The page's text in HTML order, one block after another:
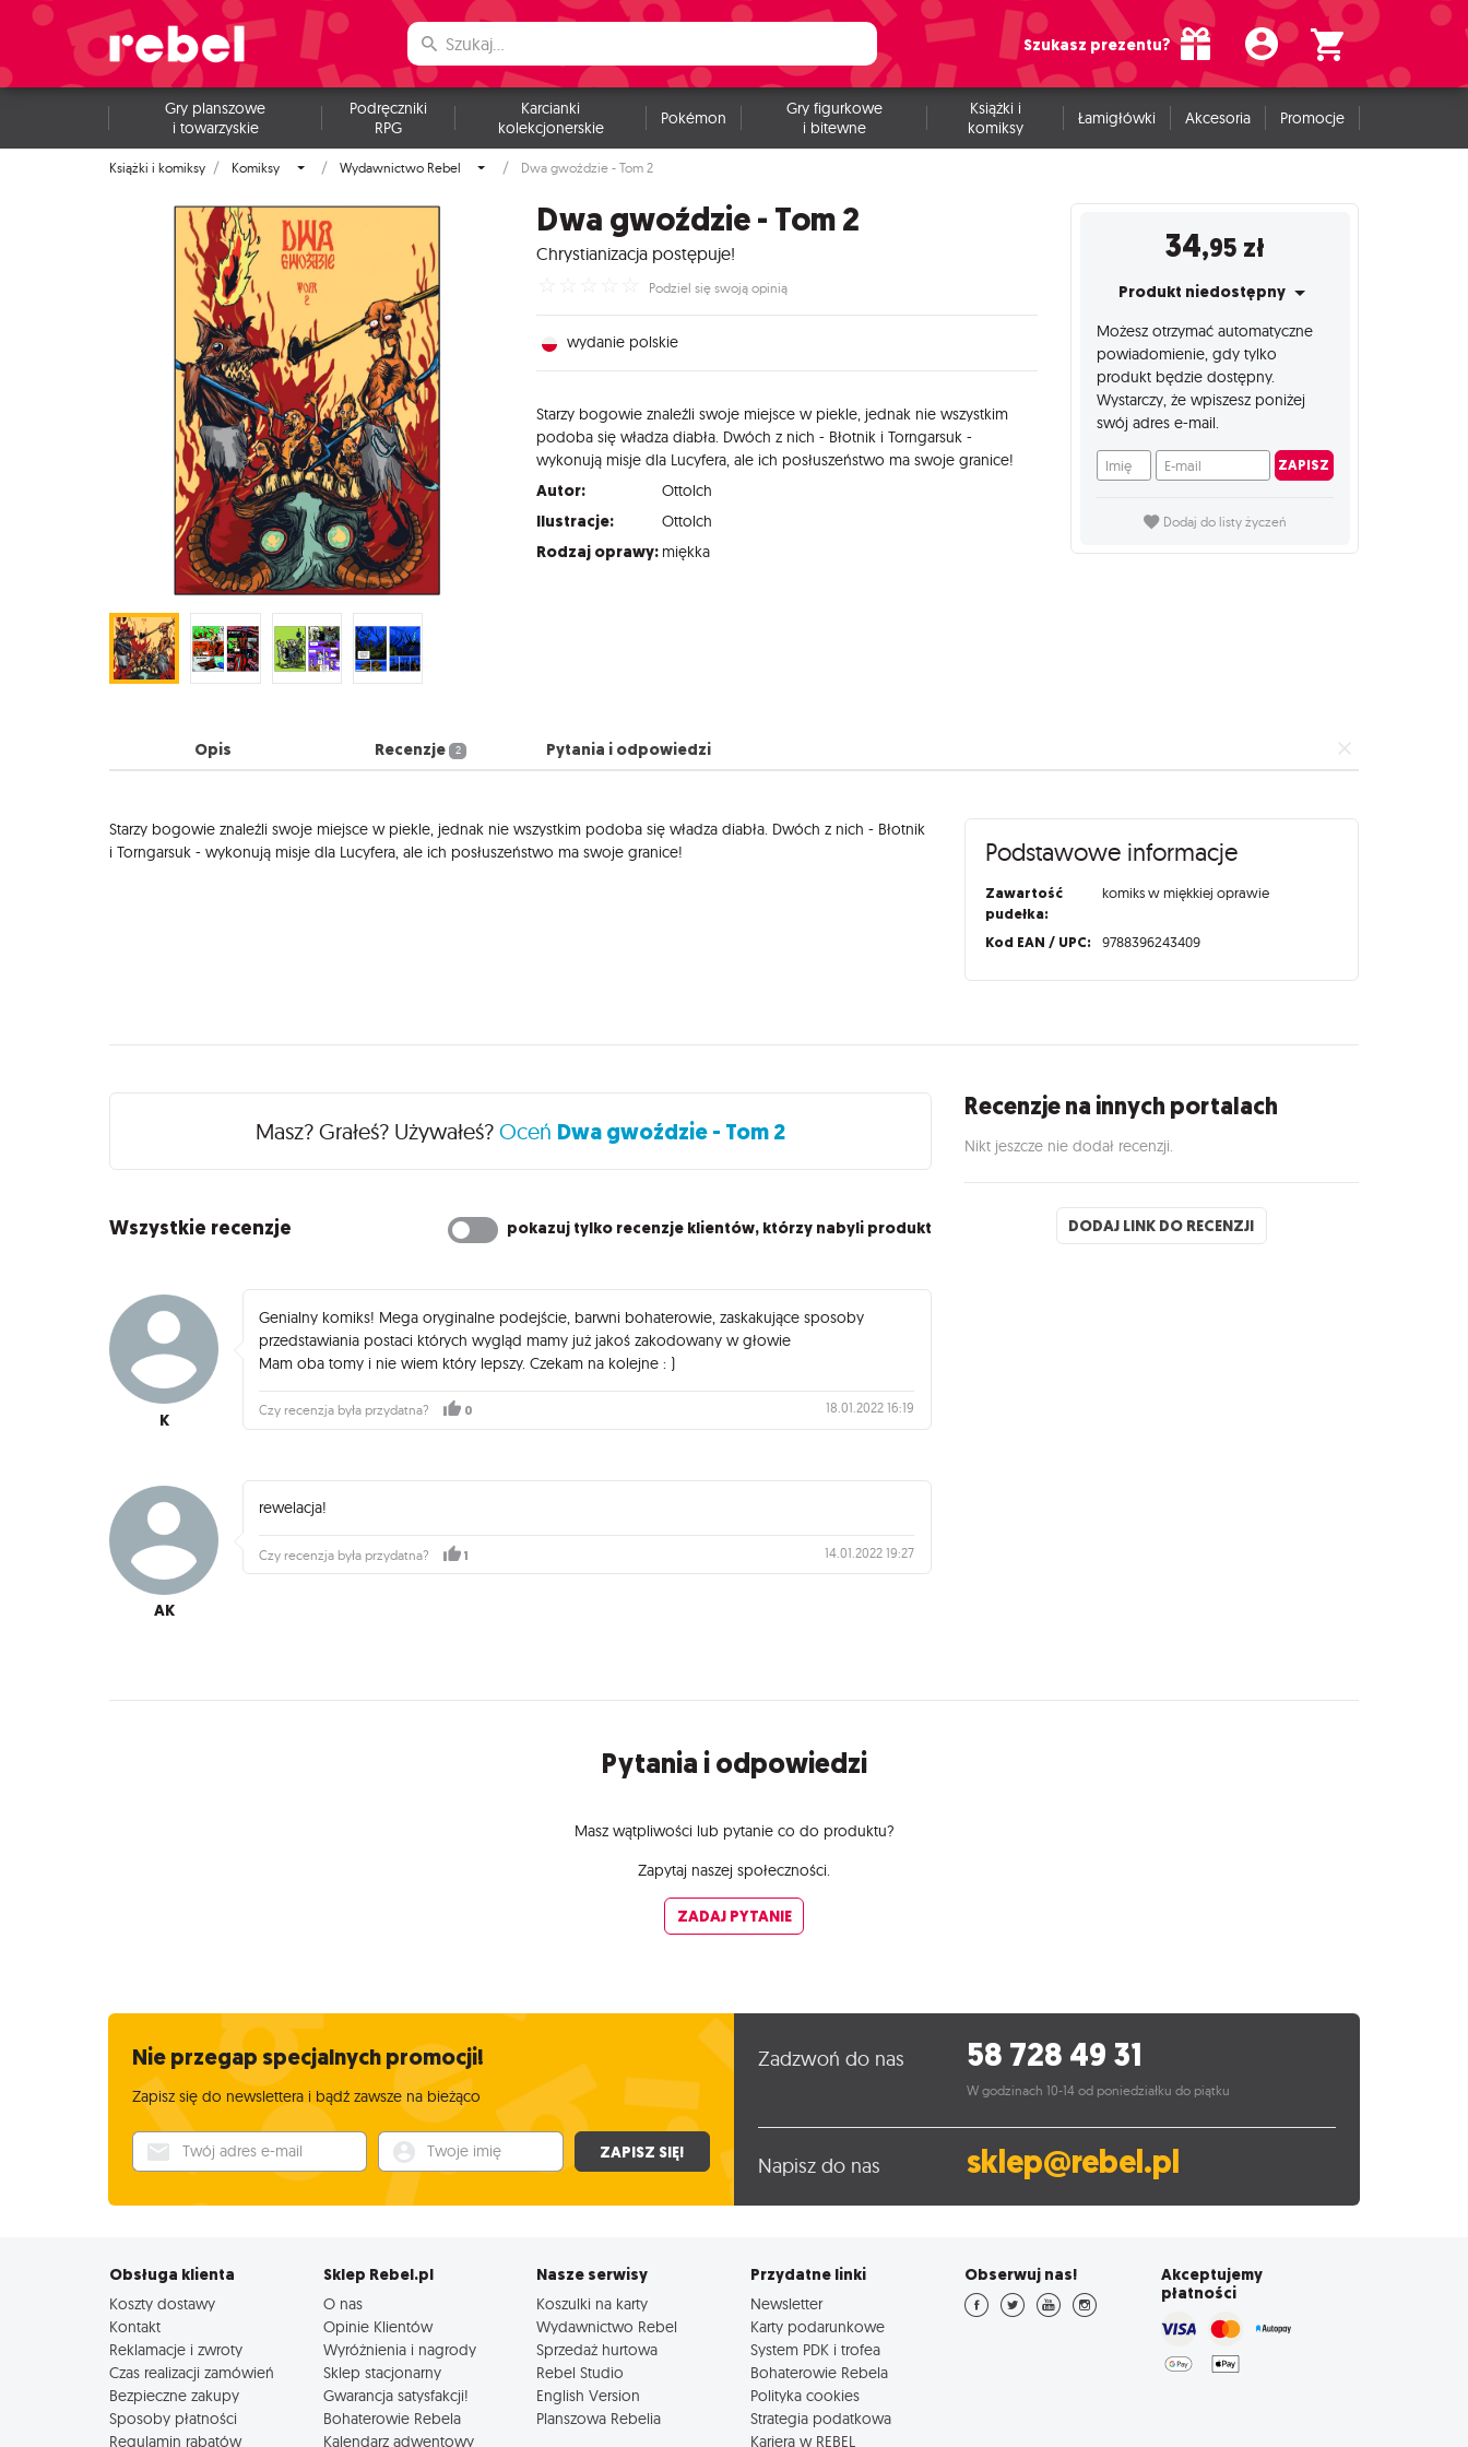
Szukasz prezentu?
Gry planszowe
i towarzyskie
Podręczniki
RPG
Karcianki
kolekcjonerskie
Pokémon
Gry figurkowe
i bitewne
Książki i
komiksy
Łamigłówki Akcesoria Promocje
Książki i komiksy Komiksy Wydawnictwo Rebel Dwa gwoździe - Tom 2
Dwa gwoździe - Tom 2
Chrystianizacja postępuje!
Podziel się swoją opinią
wydanie polskie
Starzy bogowie znaleźli swoje miejsce w piekle, jednak nie wszystkim
podoba się władza diabła. Dwóch z nich - Błotnik i Torngarsuk -
wykonują misje dla Lucyfera, ale ich posłuszeństwo ma swoje granice!
Autor: Ottolch
Ilustracje: Ottolch
Rodzaj oprawy: miękka
34,95 zł
Produkt niedostępny
Możesz otrzymać automatyczne
powiadomienie, gdy tylko
produkt będzie dostępny.
Wystarczy, że wpiszesz poniżej
swój adres e-mail.
Imię E-mail ZAPISZ
Dodaj do listy życzeń
Opis Recenzje 2 Pytania i odpowiedzi
Opis
Starzy bogowie znaleźli swoje miejsce w piekle, jednak nie wszystkim podoba się władza diabła. Dwóch z nich - Błotnik
i Torngarsuk - wykonują misje dla Lucyfera, ale ich posłuszeństwo ma swoje granice!
Podstawowe informacje
Zawartość
pudełka:
komiks w miękkiej oprawie
Kod EAN / UPC: 9788396243409
Recenzje
Masz? Grałeś? Używałeś? Oceń Dwa gwoździe - Tom 2
Wszystkie recenzje pokazuj tylko recenzje klientów, którzy nabyli produkt
K
Genialny komiks! Mega oryginalne podejście, barwni bohaterowie, zaskakujące sposoby
przedstawiania postaci których wygląd mamy już jakoś zakodowany w głowie
Mam oba tomy i nie wiem który lepszy. Czekam na kolejne : )
Czy recenzja była przydatna? 0 18.01.2022 16:19
AK
rewelacja!
Czy recenzja była przydatna? 1 14.01.2022 19:27
Recenzje na innych portalach
Nikt jeszcze nie dodał recenzji.
DODAJ LINK DO RECENZJI
Pytania i odpowiedzi
Masz wątpliwości lub pytanie co do produktu?
Zapytaj naszej społeczności.
ZADAJ PYTANIE
Nie przegap specjalnych promocji!
Zapisz się do newslettera i bądź zawsze na bieżąco
Twój adres e-mail Twoje imię ZAPISZ SIĘ!
Zadzwoń do nas 58 728 49 31
W godzinach 10-14 od poniedziałku do piątku
Napisz do nas sklep@rebel.pl
Obsługa klienta
Koszty dostawy
Kontakt
Reklamacje i zwroty
Czas realizacji zamówień
Bezpieczne zakupy
Sposoby płatności
Regulamin rabatów
Sklep Rebel.pl
O nas
Opinie Klientów
Wyróżnienia i nagrody
Sklep stacjonarny
Gwarancja satysfakcji!
Bohaterowie Rebela
Kalendarz adwentowy
Nasze serwisy
Koszulki na karty
Wydawnictwo Rebel
Sprzedaż hurtowa
Rebel Studio
English Version
Planszowa Rebelia
Przydatne linki
Newsletter
Karty podarunkowe
System PDK i trofea
Bohaterowie Rebela
Polityka cookies
Strategia podatkowa
Kariera w REBEL
Obserwuj nas!
Akceptujemy
płatności